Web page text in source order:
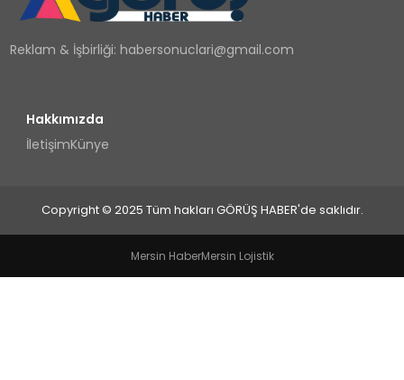
TEKNOLOJI
YAŞAM
Reklam & İşbirliği:habersonuclari@gmail.com
Hakkımızda
İletişimKünye
Copyright © 2025 Tüm hakları GÖRÜŞ HABER'de saklıdır.
Mersin HaberMersin Lojistik